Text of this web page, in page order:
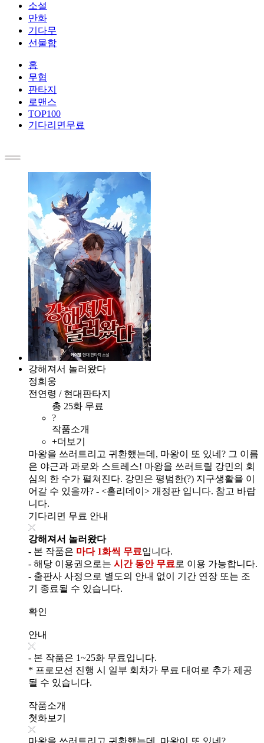
소설
만화
기다무
선물함
홈
무협
판타지
로맨스
TOP100
기다리면무료
강해져서 놀러왔다
정희웅
전연령 / 현대판타지
총 25화 무료
?
작품소개
+더보기
마왕을 쓰러트리고 귀환했는데, 마왕이 또 있네? 그 이름
은 야근과 과로와 스트레스! 마왕을 쓰러트릴 강민의 회
심의 한 수가 펼쳐진다. 강민은 평범한(?) 지구생활을 이
어갈 수 있을까? - <홀리데이> 개정판 입니다. 참고 바랍
니다.
기다리면 무료 안내
강해져서 놀러왔다
- 본 작품은 마다 1화씩 무료입니다.
- 해당 이용권으로는 시간 동안 무료 로 이용 가능합니다.
- 출판사 사정으로 별도의 안내 없이 기간 연장 또는 조
기 종료될 수 있습니다.
확인
안내
- 본 작품은 1~25화 무료입니다.
* 프로모션 진행 시 일부 회차가 무료 대여로 추가 제공
될 수 있습니다.
작품소개
첫화보기
마왕을 쓰러트리고 귀환했는데, 마왕이 또 있네?